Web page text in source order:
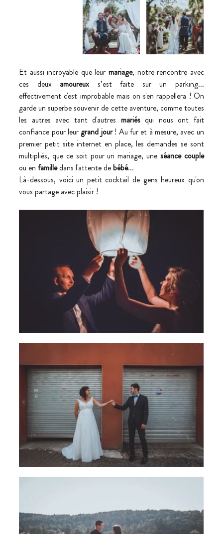
Et aussi incroyable que leur mariage, notre rencontre avec
ces deux amoureux s’est faite sur un parking...
effectivement c'est improbable mais on s'en rappellera ! On
garde un superbe souvenir de cette aventure, comme toutes
les autres avec tant d'autres mariés qui nous ont fait
confiance pour leur grand jour ! Au fur et à mesure, avec un
premier petit site internet en place, les demandes se sont
multipliés, que ce soit pour un mariage, une séance couple
ou en famille dans l'attente de bébé...
Là-dessous, voici un petit cocktail de gens heureux qu'on
vous partage avec plaisir !